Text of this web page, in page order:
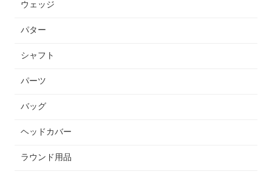
ウェッジ
パター
シャフト
パーツ
バッグ
ヘッドカバー
ラウンド用品